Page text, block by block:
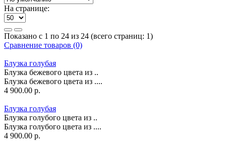
На странице:
Показано с 1 по 24 из 24 (всего страниц: 1)
Сравнение товаров (0)
Блузка голубая
Блузка бежевого цвета из ..
Блузка бежевого цвета из ....
4 900.00 р.
Блузка голубая
Блузка голубого цвета из ..
Блузка голубого цвета из ....
4 900.00 р.